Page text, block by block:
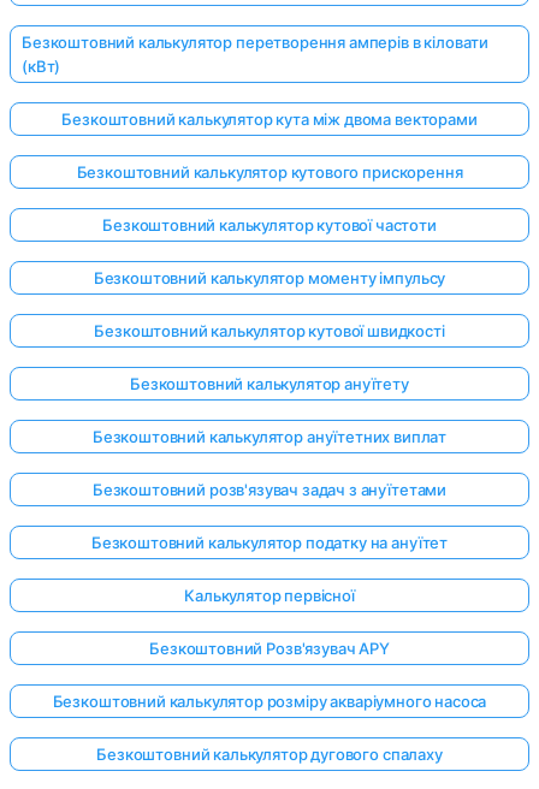
Безкоштовний калькулятор перетворення амперів в кіловати
(кВт)
Безкоштовний калькулятор кута між двома векторами
Безкоштовний калькулятор кутового прискорення
Безкоштовний калькулятор кутової частоти
Безкоштовний калькулятор моменту імпульсу
Безкоштовний калькулятор кутової швидкості
Безкоштовний калькулятор ануїтету
Безкоштовний калькулятор ануїтетних виплат
Безкоштовний розв'язувач задач з ануїтетами
Безкоштовний калькулятор податку на ануїтет
Калькулятор первісної
Безкоштовний Розв'язувач APY
Безкоштовний калькулятор розміру акваріумного насоса
Безкоштовний калькулятор дугового спалаху